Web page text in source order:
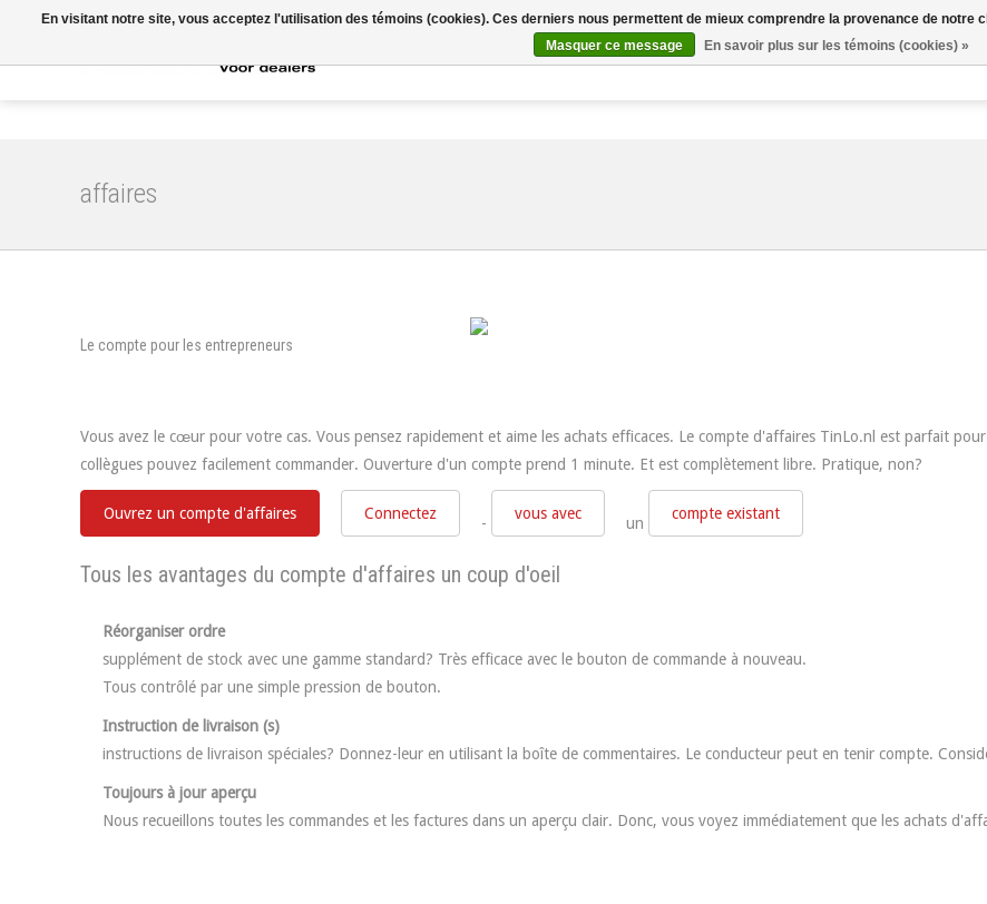
Kennel & Cattery Club chien chat Produits
affaires
Le compte pour les entrepreneurs
Vous avez le cœur pour votre cas. Vous pensez rapidement et aime les achats efficaces. Le compte d'affaires TinLo.nl est parfait
collègues pouvez facilement commander. Ouverture d'un compte prend 1 minute. Et est complètement libre. Pratique, non?
Ouvrez un compte d'affaires Connectez
-
vous avec
un
compte existant
Tous les avantages du compte d'affaires un coup d'oeil
Réorganiser ordre
supplément de stock avec une gamme standard? Très efficace avec le bouton de commande à nouveau.
Tous contrôlé par une simple pression de bouton.
Instruction de livraison (s)
instructions de livraison spéciales? Donnez-leur en utilisant la boîte de commentaires. Le conducteur peut en tenir compte.
Toujours à jour aperçu
Nous recueillons toutes les commandes et les factures dans un aperçu clair. Donc, vous voyez immédiatement que les achats
En visitant notre site, vous acceptez l'utilisation des témoins (cookies). Ces derniers nous permettent de mieux comprendre la provenance de
Masquer ce message
En savoir plus sur les témoins (cookies) »